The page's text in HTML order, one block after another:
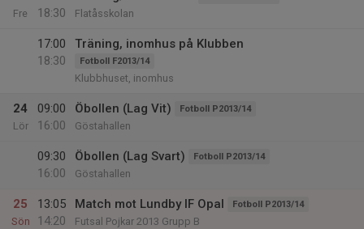
Fre
18:30
Flatåsskolan
17:00
18:30
Träning, inomhus på Klubben
Fotboll F2013/14
Klubbhuset, inomhus
24
Lör
09:00
16:00
Öbollen (Lag Vit) Fotboll P2013/14
Göstahallen
09:30
16:00
Öbollen (Lag Svart) Fotboll P2013/14
Göstahallen
25
Sön
13:05
14:20
Match mot Lundby IF Opal Fotboll P2013/14
Futsal Pojkar 2013 Grupp B